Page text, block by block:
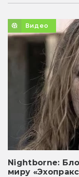
Видео
Nightborne:
миру